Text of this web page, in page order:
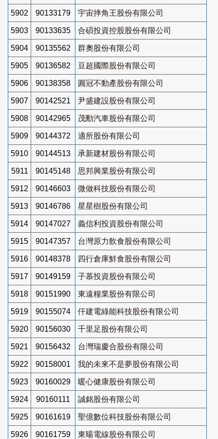
5902 90133179 宇宙摔角王股份有限公司
5903 90133635 合碩投資控股股份有限公司
5904 90135562 群奧股份有限公司
5905 90136582 豆超國際股份有限公司
5906 90138358 圓冠不動產股份有限公司
5907 90142521 尹盛建設股份有限公司
5908 90142965 茂勳汽車股份有限公司
5909 90144372 適所股份有限公司
5910 90144513 承新建材股份有限公司
5911 90145148 思邦興業股份有限公司
5912 90146603 微做科技股份有限公司
5913 90146786 星星樹股份有限公司
5914 90147027 義信利投資股份有限公司
5915 90147357 台灣原力飲食股份有限公司
5916 90148378 四行倉庫鮮食股份有限公司
5917 90149159 子慕投資股份有限公司
5918 90151990 東遠糧業股份有限公司
5919 90155074 仟建電綠能科技股份有限公司
5920 90156030 千里足股份有限公司
5921 90156432 台灣瑞慶合股份有限公司
5922 90158001 我的未來不是夢股份有限公司
5923 90160029 暖心健康股份有限公司
5924 90160111 誠銘股份有限公司
5925 90161619 聖億數位科技股份有限公司
5926 90161759 東暘電線股份有限公司